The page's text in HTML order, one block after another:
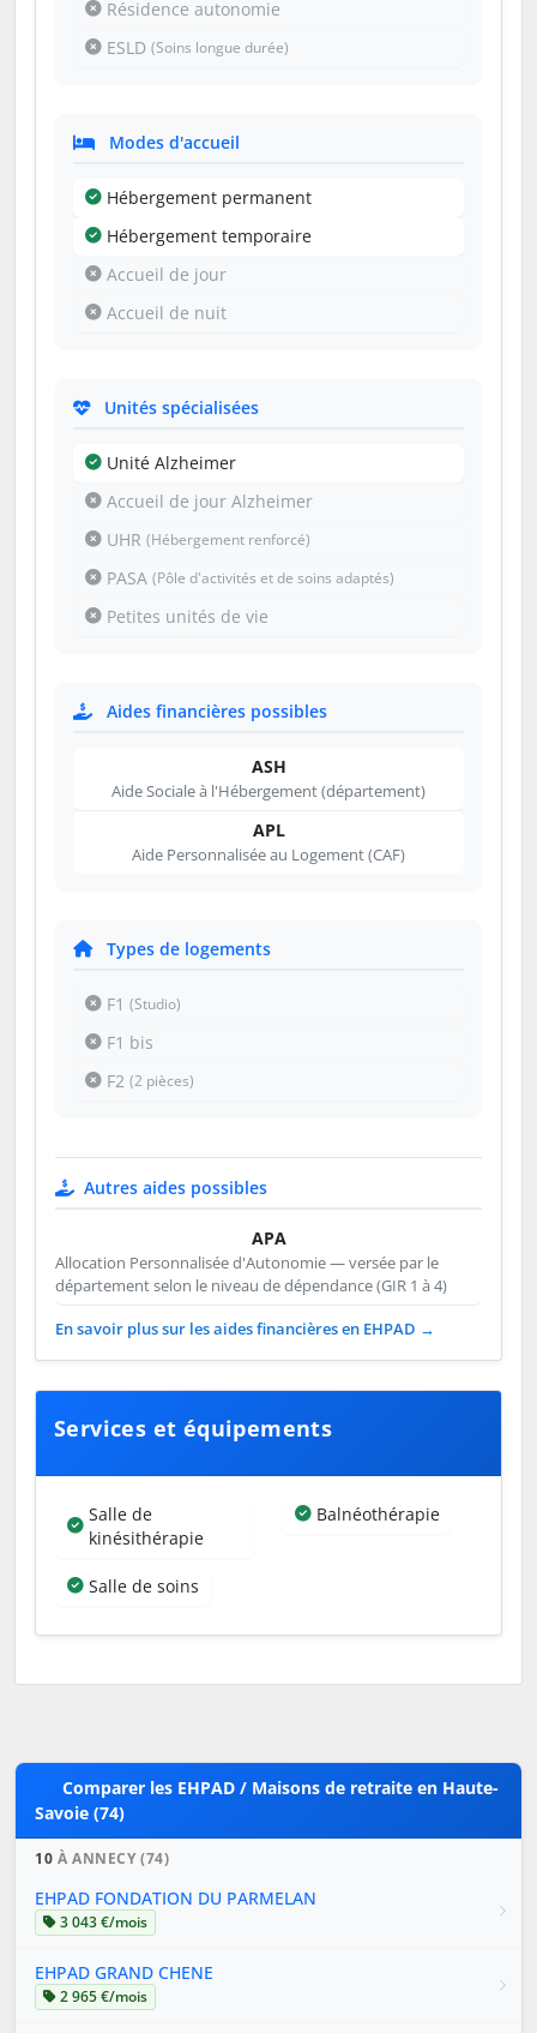
Résidence autonomie
ESLD (Soins longue durée)
Modes d'accueil
Hébergement permanent
Hébergement temporaire
Accueil de jour
Accueil de nuit
Unités spécialisées
Unité Alzheimer
Accueil de jour Alzheimer
UHR (Hébergement renforcé)
PASA (Pôle d'activités et de soins adaptés)
Petites unités de vie
Aides financières possibles
ASH
Aide Sociale à l'Hébergement (département)
APL
Aide Personnalisée au Logement (CAF)
Types de logements
F1 (Studio)
F1 bis
F2 (2 pièces)
Autres aides possibles
APA
Allocation Personnalisée d'Autonomie — versée par le
département selon le niveau de dépendance (GIR 1 à 4)
En savoir plus sur les aides financières en EHPAD →
Services et équipements
Salle de
kinésithérapie
Balnéothérapie
Salle de soins
Comparer les EHPAD / Maisons de retraite en Haute-
Savoie (74)
10 À ANNECY (74)
EHPAD FONDATION DU PARMELAN
3 043 €/mois
EHPAD GRAND CHENE
2 965 €/mois